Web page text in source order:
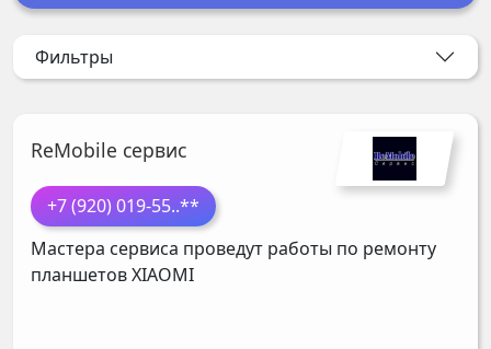
Фильтры
ReMobile сервис
+7 (920) 019-55..**
Мастера сервиса проведут работы по ремонту
планшетовXIAOMI